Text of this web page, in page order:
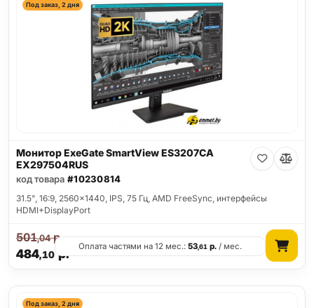
Под заказ, 2 дня
Монитор ExeGate SmartView ES3207CA
EX297504RUS
код товара #10230814
31.5", 16:9, 2560x1440, IPS, 75 Гц, AMD FreeSync, интерфейсы
HDMI+DisplayPort
484,10р.
501,04р.
Оплата частями на 12 мес.:53,61 р. / мес.
Под заказ, 2 дня